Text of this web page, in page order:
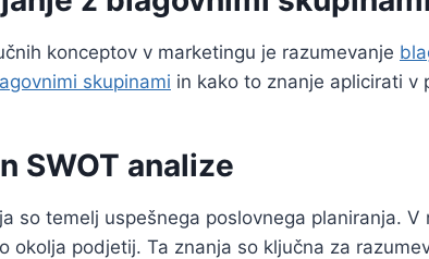
konceptov v marketingu je razumevanje
skupinami in kako to znanje aplicirati v
SWOT analize
so temelj uspešnega poslovnega planiranja. V
okolja podjetij. Ta znanja so ključna za